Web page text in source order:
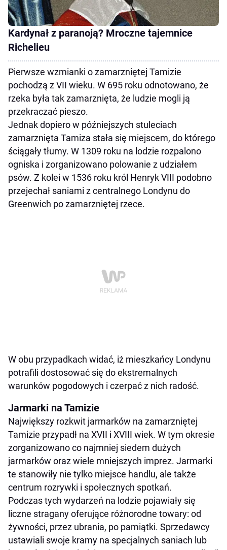
Kardynał z paranoją? Mroczne tajemnice
Richelieu
Pierwsze wzmianki o zamarzniętej Tamizie
pochodzą z VII wieku. W 695 roku odnotowano, że
rzeka była tak zamarznięta, że ludzie mogli ją
przekraczać pieszo.
Jednak dopiero w późniejszych stuleciach
zamarznięta Tamiza stała się miejscem, do którego
ściągały tłumy. W 1309 roku na lodzie rozpalono
ogniska i zorganizowano polowanie z udziałem
psów. Z kolei w 1536 roku król Henryk VIII podobno
przejechał saniami z centralnego Londynu do
Greenwich po zamarzniętej rzece.
W obu przypadkach widać, iż mieszkańcy Londynu
potrafili dostosować się do ekstremalnych
warunków pogodowych i czerpać z nich radość.
Jarmarki na Tamizie
Największy rozkwit jarmarków na zamarzniętej
Tamizie przypadł na XVII i XVIII wiek. W tym okresie
zorganizowano co najmniej siedem dużych
jarmarków oraz wiele mniejszych imprez. Jarmarki
te stanowiły nie tylko miejsce handlu, ale także
centrum rozrywki i społecznych spotkań.
Podczas tych wydarzeń na lodzie pojawiały się
liczne stragany oferujące różnorodne towary: od
żywności, przez ubrania, po pamiątki. Sprzedawcy
ustawiali swoje kramy na specjalnych saniach lub